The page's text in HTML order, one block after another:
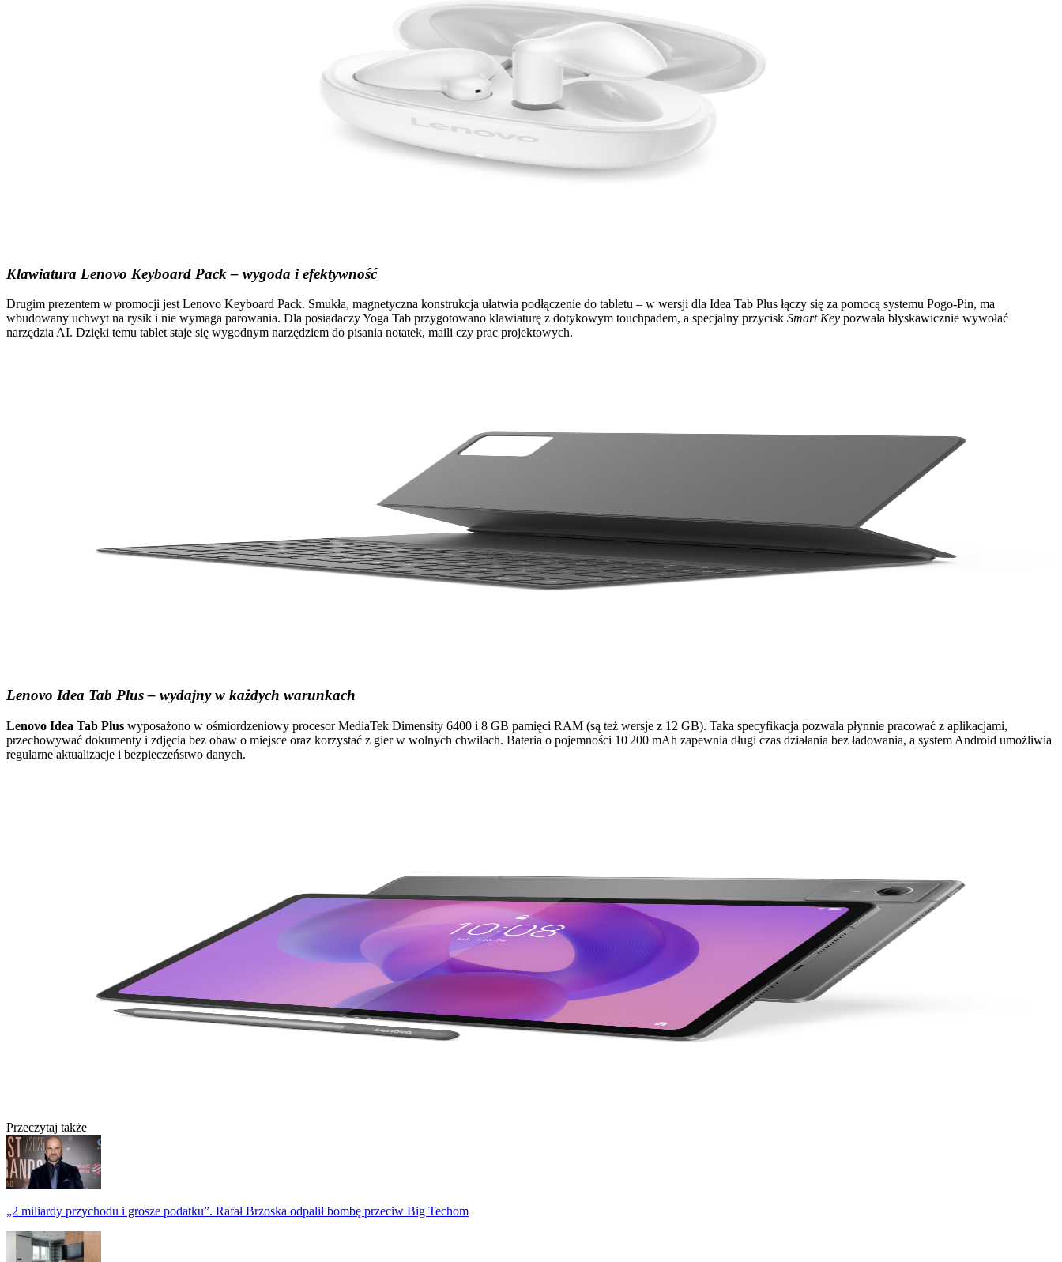
Klawiatura Lenovo Keyboard Pack – wygoda i efektywność
Drugim prezentem w promocji jest Lenovo Keyboard Pack. Smukła, magnetyczna konstrukcja ułatwia podłączenie do tabletu – w wersji dla Idea Tab Plus łączy się za pomocą systemu Pogo‑Pin, ma
wbudowany uchwyt na rysik i nie wymaga parowania. Dla posiadaczy Yoga Tab przygotowano klawiaturę z dotykowym touchpadem, a specjalny przycisk Smart Key pozwala błyskawicznie wywołać
narzędzia AI. Dzięki temu tablet staje się wygodnym narzędziem do pisania notatek, maili czy prac projektowych.
Lenovo Idea Tab Plus – wydajny w każdych warunkach
Lenovo Idea Tab Plus wyposażono w ośmiordzeniowy procesor MediaTek Dimensity 6400 i 8 GB pamięci RAM (są też wersje z 12 GB). Taka specyfikacja pozwala płynnie pracować z aplikacjami,
przechowywać dokumenty i zdjęcia bez obaw o miejsce oraz korzystać z gier w wolnych chwilach. Bateria o pojemności 10 200 mAh zapewnia długi czas działania bez ładowania, a system Android umożliwia
regularne aktualizacje i bezpieczeństwo danych.
Przeczytaj także
„2 miliardy przychodu i grosze podatku”. Rafał Brzoska odpalił bombę przeciw Big Techom